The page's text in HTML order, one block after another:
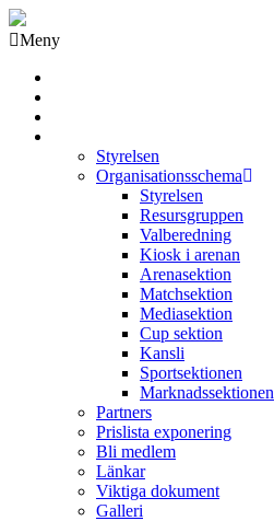
Meny
Styrelsen
Organisationsschema
Styrelsen
Resursgruppen
Valberedning
Kiosk i arenan
Arenasektion
Matchsektion
Mediasektion
Cup sektion
Kansli
Sportsektionen
Marknadssektionen
Partners
Prislista exponering
Bli medlem
Länkar
Viktiga dokument
Galleri